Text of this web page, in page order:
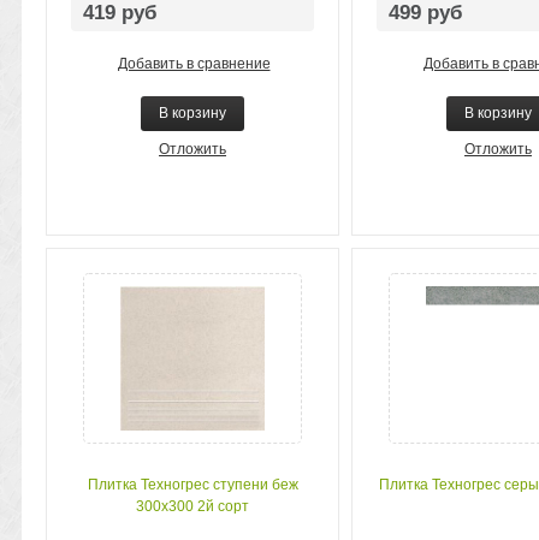
419 руб
Добавить в сравнение
В корзину
Отложить
499 руб
Добавить в
В корзину
Отложить
Плитка Техногрес ступени беж
300х300 2й сорт
Плитка Техногрес